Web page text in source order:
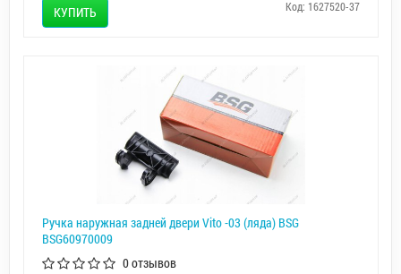
КУПИТЬ Код: 1627520-37
Ручка наружная задней двери Vito -03 (ляда) BSG
BSG60970009
0 отзывов